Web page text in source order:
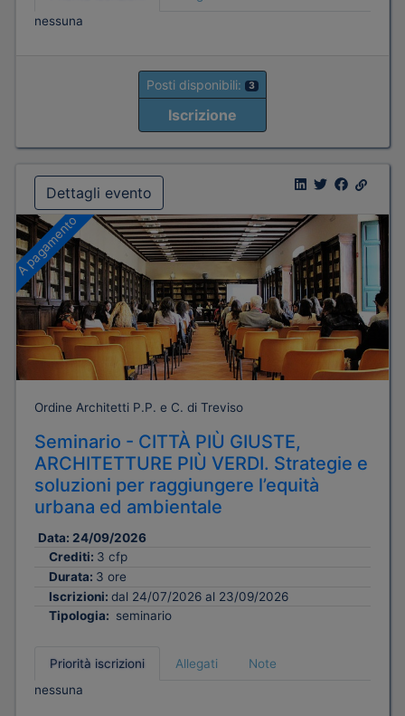
nessuna
Posti disponibili: 3
Iscrizione
Dettagli evento
A pagamento
Ordine Architetti P.P. e C. di Treviso
Seminario - CITTÀ PIÙ GIUSTE,
ARCHITETTURE PIÙ VERDI. Strategie e
soluzioni per raggiungere l’equità
urbana ed ambientale
Data: 24/09/2026
Crediti: 3 cfp
Durata: 3 ore
Iscrizioni: dal 24/07/2026 al 23/09/2026
Tipologia: seminario
Priorità iscrizioni Allegati
Note
nessuna